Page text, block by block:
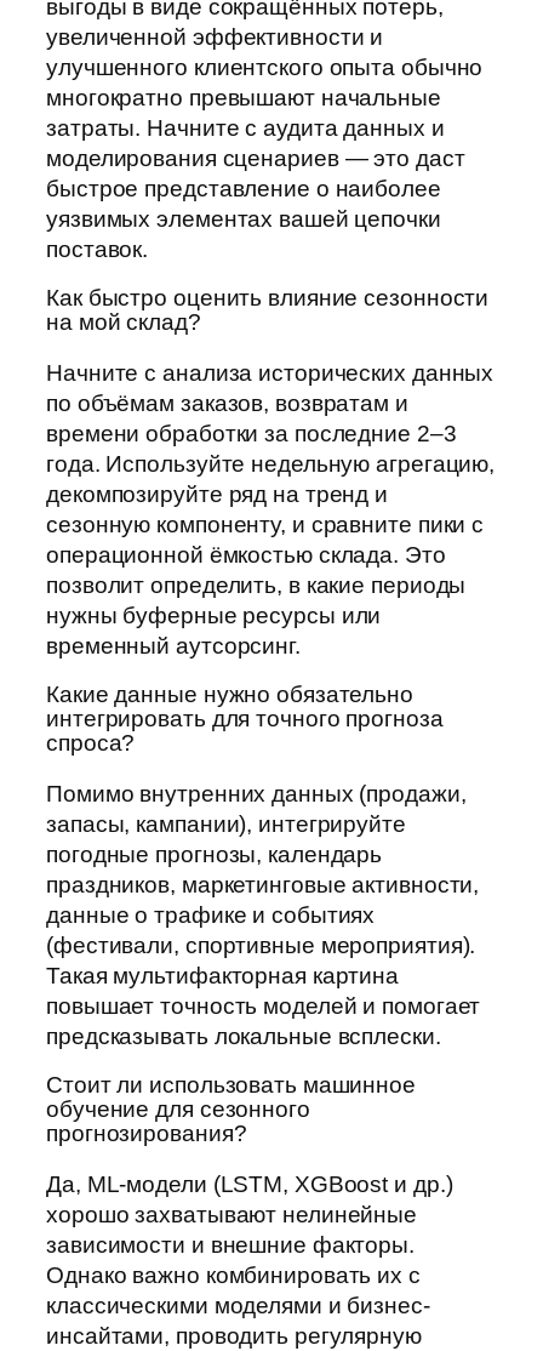
выгоды в виде сокращённых потерь,
увеличенной эффективности и
улучшенного клиентского опыта обычно
многократно превышают начальные
затраты. Начните с аудита данных и
моделирования сценариев — это даст
быстрое представление о наиболее
уязвимых элементах вашей цепочки
поставок.
Как быстро оценить влияние сезонности
на мой склад?
Начните с анализа исторических данных
по объёмам заказов, возвратам и
времени обработки за последние 2–3
года. Используйте недельную агрегацию,
декомпозируйте ряд на тренд и
сезонную компоненту, и сравните пики с
операционной ёмкостью склада. Это
позволит определить, в какие периоды
нужны буферные ресурсы или
временный аутсорсинг.
Какие данные нужно обязательно
интегрировать для точного прогноза
спроса?
Помимо внутренних данных (продажи,
запасы, кампании), интегрируйте
погодные прогнозы, календарь
праздников, маркетинговые активности,
данные о трафике и событиях
(фестивали, спортивные мероприятия).
Такая мультифакторная картина
повышает точность моделей и помогает
предсказывать локальные всплески.
Стоит ли использовать машинное
обучение для сезонного
прогнозирования?
Да, ML-модели (LSTM, XGBoost и др.)
хорошо захватывают нелинейные
зависимости и внешние факторы.
Однако важно комбинировать их с
классическими моделями и бизнес-
инсайтами, проводить регулярную